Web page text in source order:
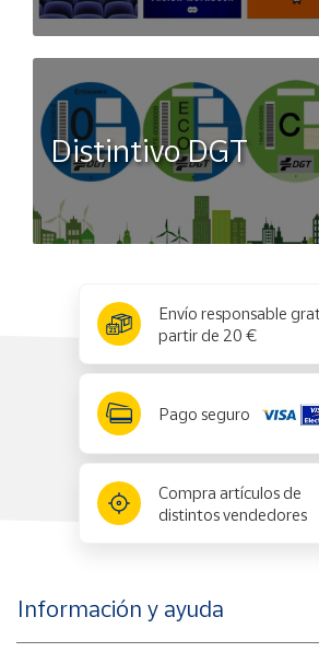
Distintivo DGT
Envío responsable
partir de 20 €
Pago seguro
Compra artículos de
distintos vendedores
Información y ayuda